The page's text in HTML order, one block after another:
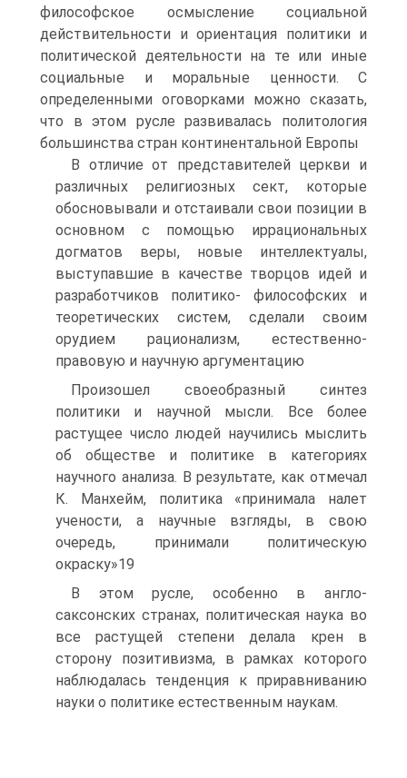
философское осмысление социальной
действительности и ориентация политики и
политической деятельности на те или иные
социальные и моральные ценности. С
определенными оговорками можно сказать,
что в этом русле развивалась политология
большинства стран континентальной Европы
В отличие от представителей церкви и
различных религиозных сект, которые
обосновывали и отстаивали свои позиции в
основном с помощью иррациональных
догматов веры, новые интеллектуалы,
выступавшие в качестве творцов идей и
разработчиков политико- философских и
теоретических систем, сделали своим
орудием рационализм, естественно-
правовую и научную аргументацию
Произошел своеобразный синтез
политики и научной мысли. Все более
растущее число людей научились мыслить
об обществе и политике в категориях
научного анализа. В результате, как отмечал
К. Манхейм, политика «принимала налет
учености, а научные взгляды, в свою
очередь, принимали политическую
окраску»19
В этом русле, особенно в англо-
саксонских странах, политическая наука во
все растущей степени делала крен в
сторону позитивизма, в рамках которого
наблюдалась тенденция к приравниванию
науки о политике естественным наукам.